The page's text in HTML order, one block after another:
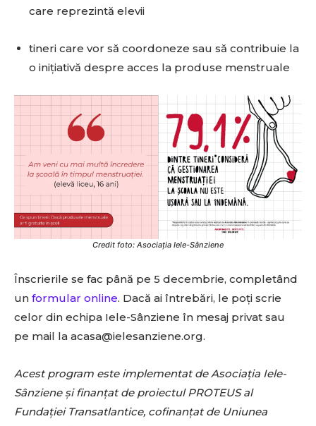
care reprezintă elevii
tineri care vor să coordoneze sau să contribuie la
o inițiativă despre acces la produse menstruale
Credit foto: Asociația Iele-Sânziene
Înscrierile se fac până pe 5 decembrie, completând
un formular online. Dacă ai întrebări, le poți scrie
celor din echipa Iele-Sânziene în mesaj privat sau
pe mail la acasa@ielesanziene.org.
Acest program este implementat de Asociația Iele-
Sânziene și finanțat de proiectul PROTEUS al
Fundației Transatlantice, cofinanțat de Uniunea